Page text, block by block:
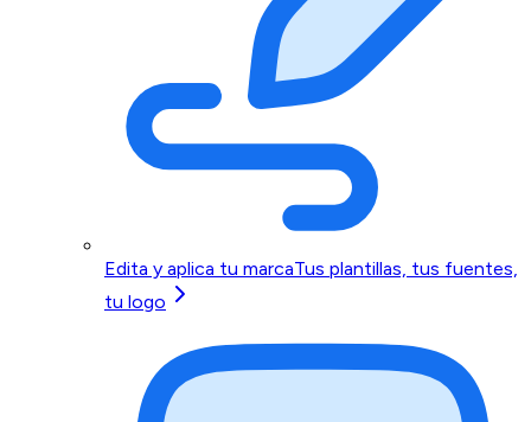
Edita y aplica tu marcaTus plantillas, tus fuentes,
tu logo